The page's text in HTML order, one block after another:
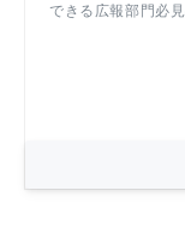
できる広報部門必